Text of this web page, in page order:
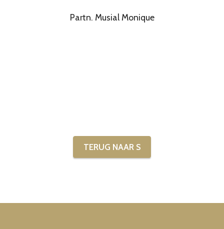
Partn. Musial Monique
TERUG NAAR S